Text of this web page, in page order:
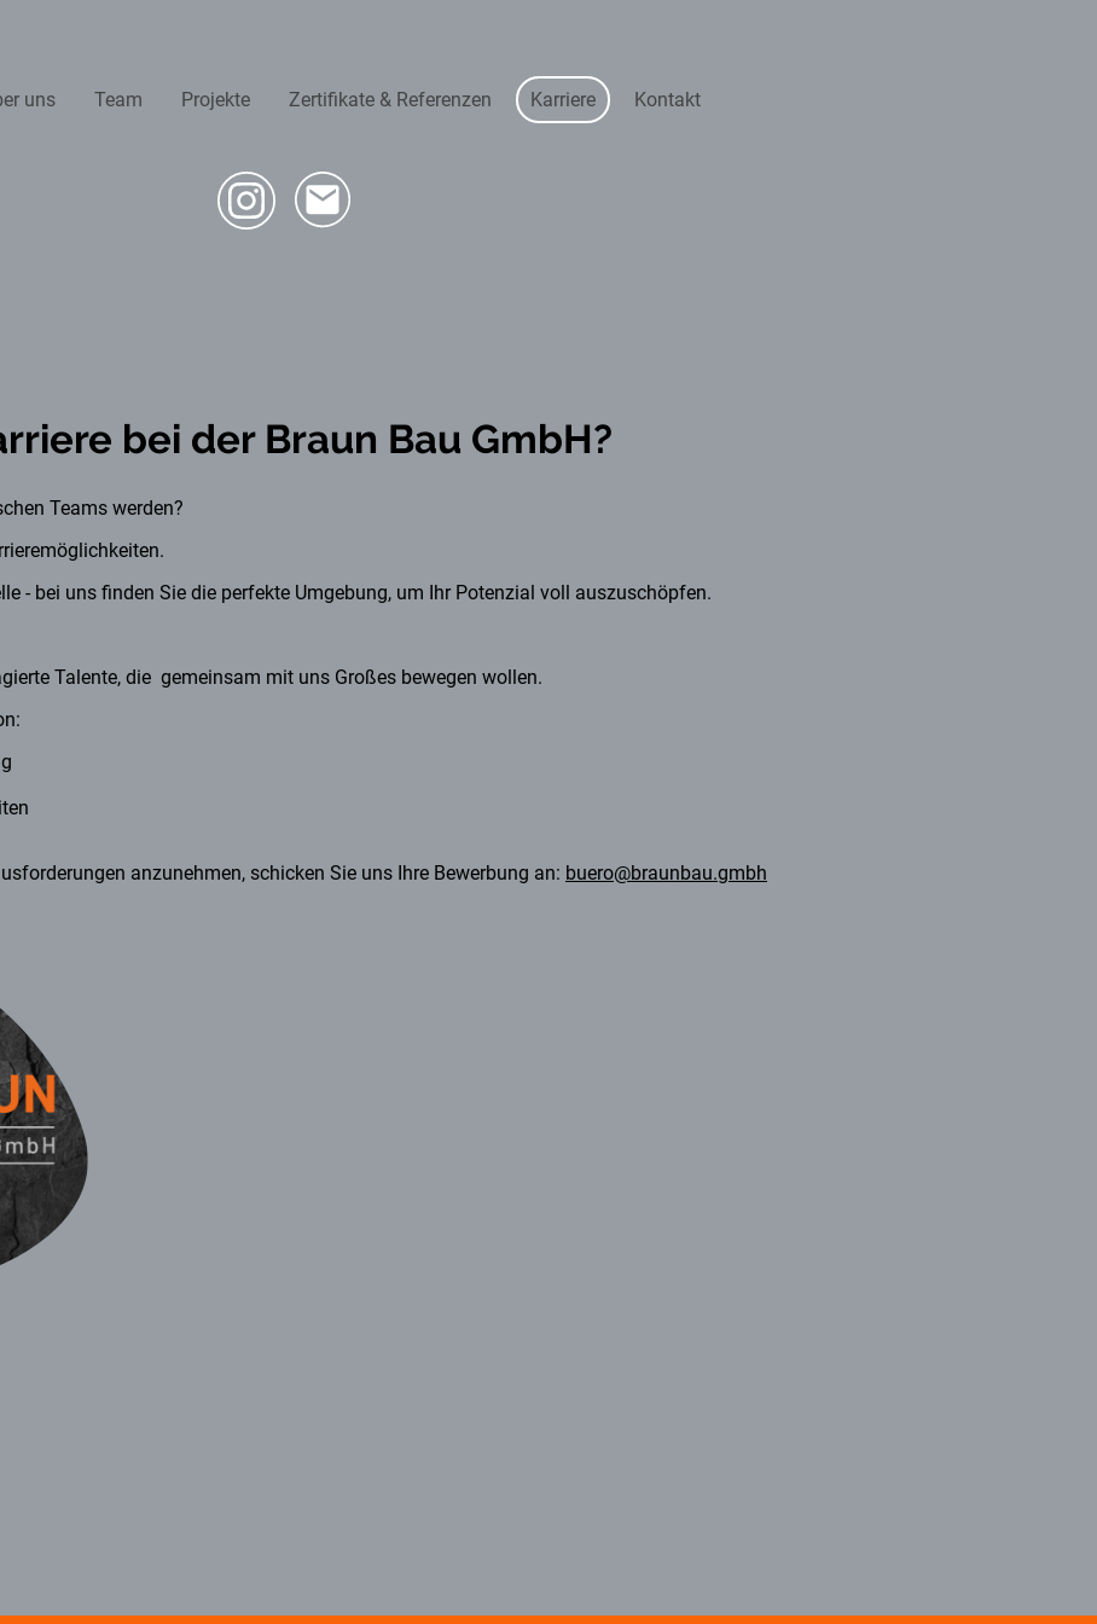
uns Team Projekte Zertifikate & Referenzen Karriere Kontakt
bei der Braun Bau GmbH?
Teams werden?
- bei uns finden Sie die perfekte Umgebung, um Ihr Potenzial voll auszuschöpfen.
Talente, die gemeinsam mit uns Großes bewegen wollen.
anzunehmen, schicken Sie uns Ihre Bewerbung an: buero@braunbau.gmbh